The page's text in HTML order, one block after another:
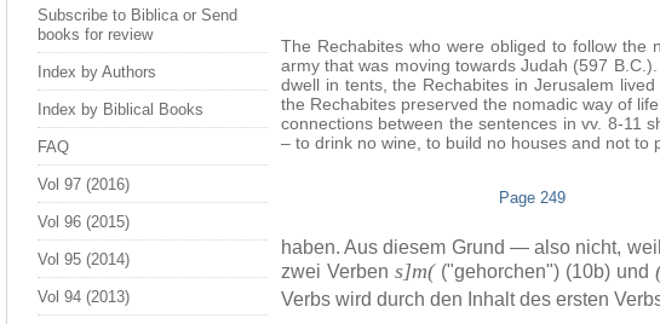
Subscribe to Biblica or Send
books for review
Index by Authors
Index by Biblical Books
FAQ
Vol 97 (2016)
Vol 96 (2015)
Vol 95 (2014)
Vol 94 (2013)
The Rechabites who were obliged to follow the
army that was moving towards Judah (597
dwell in tents, the Rechabites in Jerusalem
the Rechabites preserved the nomadic way of
connections between the sentences in vv. 8-11
– to drink no wine, to build no houses and not to
Page 249
haben. Aus diesem Grund — also nicht,
zwei Verben s]m(("gehorchen") (10b) und
Verbs wird durch den Inhalt des ersten